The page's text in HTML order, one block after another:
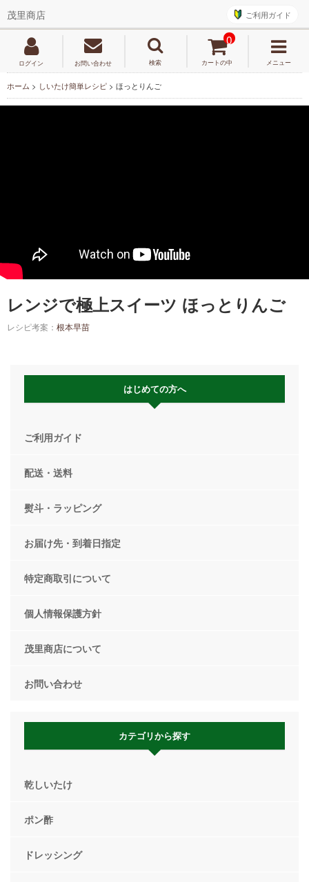
茂里商店 ご利用ガイド
ログイン お問い合わせ 検索 カートの中
0
メニュー
ホーム > しいたけ簡単レシピ > ほっとりんご
レンジで極上スイーツ ほっとりんご
レシピ考案： 根本早苗
はじめての方へ
ご利用ガイド
配送・送料
熨斗・ラッピング
お届け先・到着日指定
特定商取引について
個人情報保護方針
茂里商店について
お問い合わせ
カテゴリから探す
乾しいたけ
ポン酢
ドレッシング